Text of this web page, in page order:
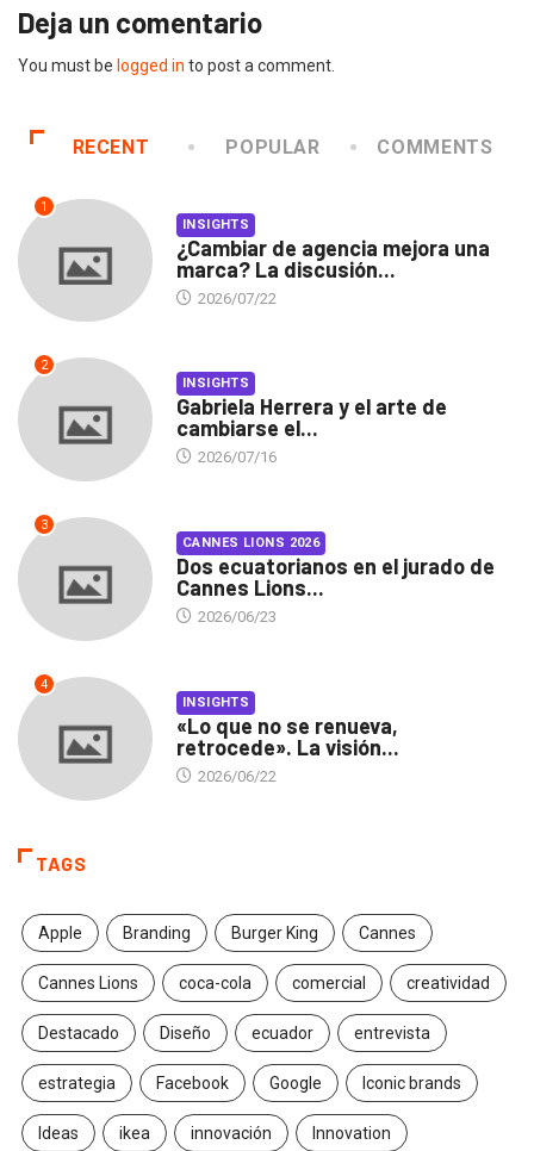
Deja un comentario
You must be logged in to post a comment.
RECENT POPULAR COMMENTS
1
INSIGHTS
¿Cambiar de agencia mejora una
marca? La discusión...
2026/07/22
2
INSIGHTS
Gabriela Herrera y el arte de
cambiarse el...
2026/07/16
3
CANNES LIONS 2026
Dos ecuatorianos en el jurado de
Cannes Lions...
2026/06/23
4
INSIGHTS
«Lo que no se renueva,
retrocede». La visión...
2026/06/22
TAGS
Apple Branding Burger King Cannes
Cannes Lions coca-cola comercial creatividad
Destacado Diseño ecuador entrevista
estrategia Facebook Google Iconic brands
Ideas ikea innovación Innovation